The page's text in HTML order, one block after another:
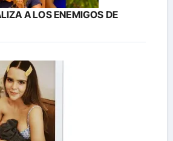
A LOS ENEMIGOS DE